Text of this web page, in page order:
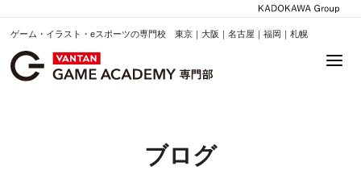
ゲーム・イラスト・eスポーツの専門校 東京｜大阪｜名古屋｜福岡｜札幌
ブログ